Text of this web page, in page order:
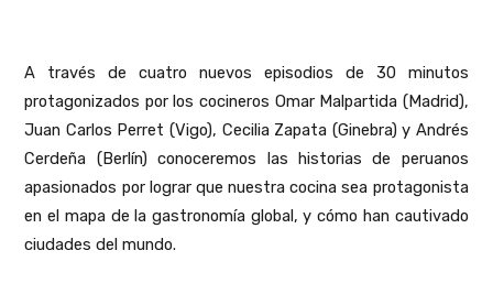
A través de cuatro nuevos episodios de 30 minutos
protagonizados por los cocineros Omar Malpartida (Madrid),
Juan Carlos Perret (Vigo), Cecilia Zapata (Ginebra) y Andrés
Cerdeña (Berlín) conoceremos las
historias de peruanos
apasionados por lograr que nuestra cocina sea protagonista
en el mapa de la gastronomía global, y cómo han cautivado
ciudades del mundo.